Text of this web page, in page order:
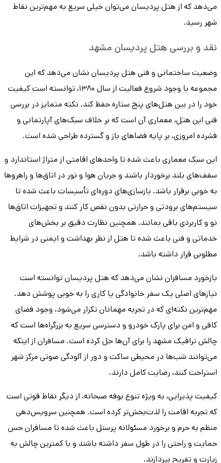
می‌دهد که از هتل پردیسان می‌توان خیلی سریع به مهم‌ترین نقاط
شهر رسید.
نقد و بررسی هتل پردیسان مشهد
وضعیت ساختمانی و فنی هتل پردیسان نشان می‌دهد که این
مجموعه با وجود شروع فعالیت از سال ۱۳۸۰، توانسته است کیفیت
خود را در بین هتل‌های پنج‌ ستاره حفظ کند. نکته متمایز در بررسی
فنی این هتل، معماری آن است که بر خلاف سبک‌های آپارتمانی و
فشرده امروزی، بر پایه فضاهای باز و گسترده طراحی شده است.
این سبک معماری باعث شده تا واحدهای اقامتی از متراژ استاندارد و
سقف‌های بلند برخوردار باشند و جریان هوا و نور در اتاق‌ها و راهروها
به خوبی برقرار باشد. بازسازی‌های دوره‌ای تأسیسات باعث شده تا
سیستم‌های برودتی و حرارتی بدون نقص کار کنند و تجهیزات اتاق‌ها
نو و کاربردی باقی بمانند. همچنین نظارت دقیق بر بخش‌های
خدماتی و فنی باعث شده تا هتل از نظر بهداشت و ایمنی در شرایط
مطلوبی قرار داشته باشد.
بازخورد مسافران نشان می‌دهد که هتل پردیسان توانسته است
نیازهای اصلی یک سفر خانوادگی یا کاری را به خوبی پوشش دهد.
مهم‌ترین نکته‌ای که در تجربه مهمانان تکرار می‌شود، وجود فضای
کافی و امن برای پارک خودرو و دسترسی سریع به بزرگراه‌ها است که
چالش ترافیک مشهد را برای آن‌ها حل کرده است. مسافران از اینکه
می‌توانند شب‌ها در محیطی ساکت و دور از آلودگی صوتی مرکز شهر
استراحت کنند، رضایت کامل دارند.
کیفیت پذیرایی، به ویژه تنوع بوفه صبحانه، از دیگر نقاط قوتی است
که تجربه اقامت را لذت‌بخش‌تر کرده است. همچنین سرویس‌دهی
منظم به حرم و برخورد مسئولانه پرسنل باعث شده تا مسافران حس
حمایت و راحتی را در طول سفر داشته باشند و با کمترین چالش به
زیارت و تفریح بپردازند.